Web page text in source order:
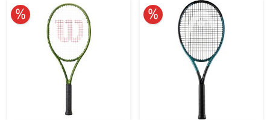
10% reduziert 10% reduziert